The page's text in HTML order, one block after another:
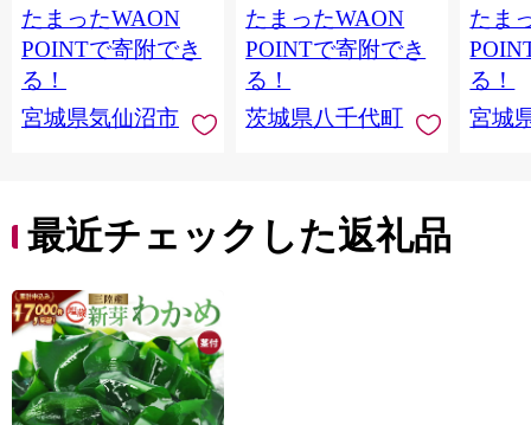
冷凍 家庭用 おかず 弁
当 支援 サーモン 銀鮭
切り身 魚 わけあり
たまったWAON
POINTで寄附でき
る！
宮城県気仙沼市
な重 ひつまぶし 人気
茨城 八千代町 ふるさ
と納税 冷凍 [SF951ya]
たまったWAON
POINTで寄附でき
る！
茨城県八千代町
生 生
鮭 銀
介
たま
る！
宮城
最近チェックした返礼品